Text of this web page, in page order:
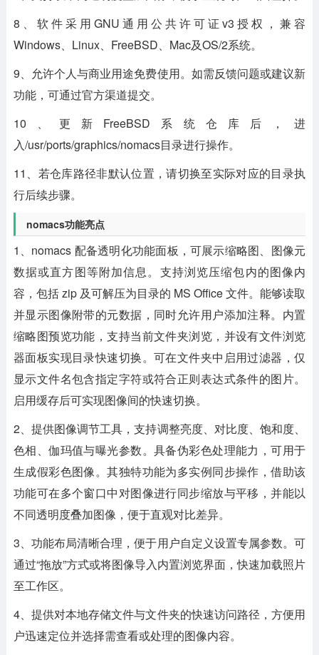
8、软件采用GNU通用公共许可证v3授权，兼容
Windows、Linux、FreeBSD、Mac及OS/2系统。
9、允许个人与商业用途免费使用。如需反馈问题或建议新
功能，可通过官方渠道提交。
10、更新FreeBSD系统仓库后，进
入/usr/ports/graphics/nomacs目录进行操作。
11、若仓库路径非默认位置，请切换至实际对应的目录执
行后续步骤。
nomacs功能亮点
1、nomacs 配备透明化功能面板，可展示缩略图、图像元
数据或直方图等附加信息。支持浏览压缩包内的图像内
容，包括 zip 及可解压为目录的 MS Office 文件。能够读取
并显示图像附带的元数据，同时允许用户添加注释。内置
缩略图预览功能，支持当前文件夹浏览，并设有文件浏览
器面板实现目录快速切换。可在文件夹中启用过滤器，仅
显示文件名包含指定字符或符合正则表达式条件的图片。
启用缓存后可实现图像间的快速切换。
2、提供图像调节工具，支持调整亮度、对比度、饱和度、
色相、伽玛值与曝光参数。具备伪彩色处理能力，可用于
生成假彩色图像。其独特功能为多实例同步操作，借助该
功能可在多个窗口中对图像进行同步缩放与平移，并能以
不同透明度叠加图像，便于直观对比差异。
3、功能布局清晰合理，便于用户自定义设置专属参数。可
通过“拖放”方式或将图像导入内置浏览界面，快速加载照片
至工作区。
4、提供对本地存储文件与文件夹的快速访问路径，方便用
户迅速定位并选择需查看或处理的图像内容。